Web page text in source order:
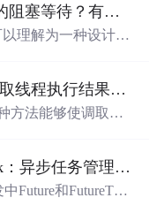
成后，才能使用get
那儿取出结果。
成后，才能使用get
通俗易懂：什么是Future.get()的阻塞等待？有什么解决方法？
以理解为一种设计模
取出结果。就是我
能： 判断任务是
JDK.Future.get() ：多线程里获取线程执行结果，异步阻塞问题
方法能够使调取接
时间。比如启动一
任务，在不使用J
Android中的Future与FutureTask：异步任务管理与结果获取
Future和FutureTask